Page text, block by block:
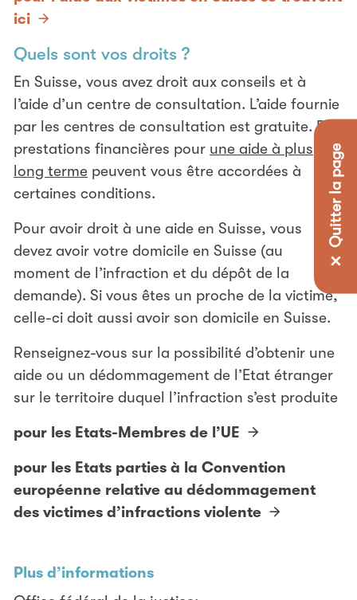
✕ Quitter la page
ici
Quels sont vos droits ?
En Suisse, vous avez droit aux conseils et à
l’aide d’un centre de consultation. L’aide fournie
par les centres de consultation est gratuite. Des
prestations financières pour une aide à plus
long terme peuvent vous être accordées à
certaines conditions.
Pour avoir droit à une aide en Suisse, vous
devez avoir votre domicile en Suisse (au
moment de l’infraction et du dépôt de la
demande). Si vous êtes un proche de la victime,
celle-ci doit aussi avoir son domicile en Suisse.
Renseignez-vous sur la possibilité d’obtenir une
aide ou un dédommagement de l’Etat étranger
sur le territoire duquel l’infraction s’est produite
pour les Etats-Membres de l’UE
pour les Etats parties à la Convention
européenne relative au dédommagement
des victimes d’infractions violente
Plus d’informations